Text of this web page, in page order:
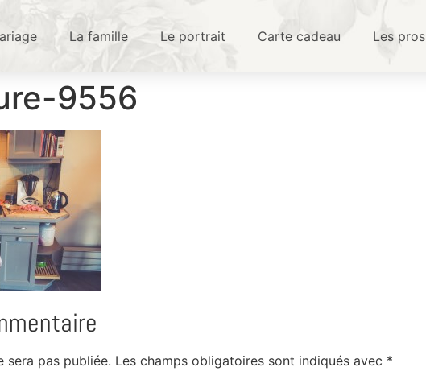
La famille Le portrait Carte cadeau Les pros
9556
sera pas publiée. Les champs obligatoires sont indiqués avec *